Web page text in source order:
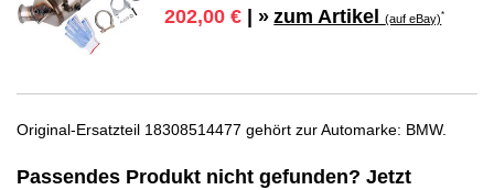
202,00 € | » zum Artikel(auf eBay)*
Original-Ersatzteil 18308514477 gehört zur Automarke: BMW.
Passendes Produkt nicht gefunden? Jetzt